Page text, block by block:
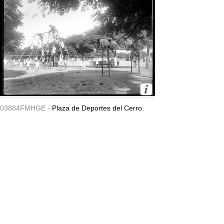
03884FMHGE - Plaza de Deportes del Cerro.